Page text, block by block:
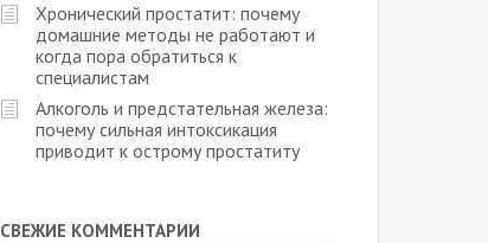
Хронический простатит: почему
домашние методы не работают и
когда пора обратиться к
специалистам
Алкоголь и предстательная железа:
почему сильная интоксикация
приводит к острому простатиту
СВЕЖИЕ КОММЕНТАРИИ